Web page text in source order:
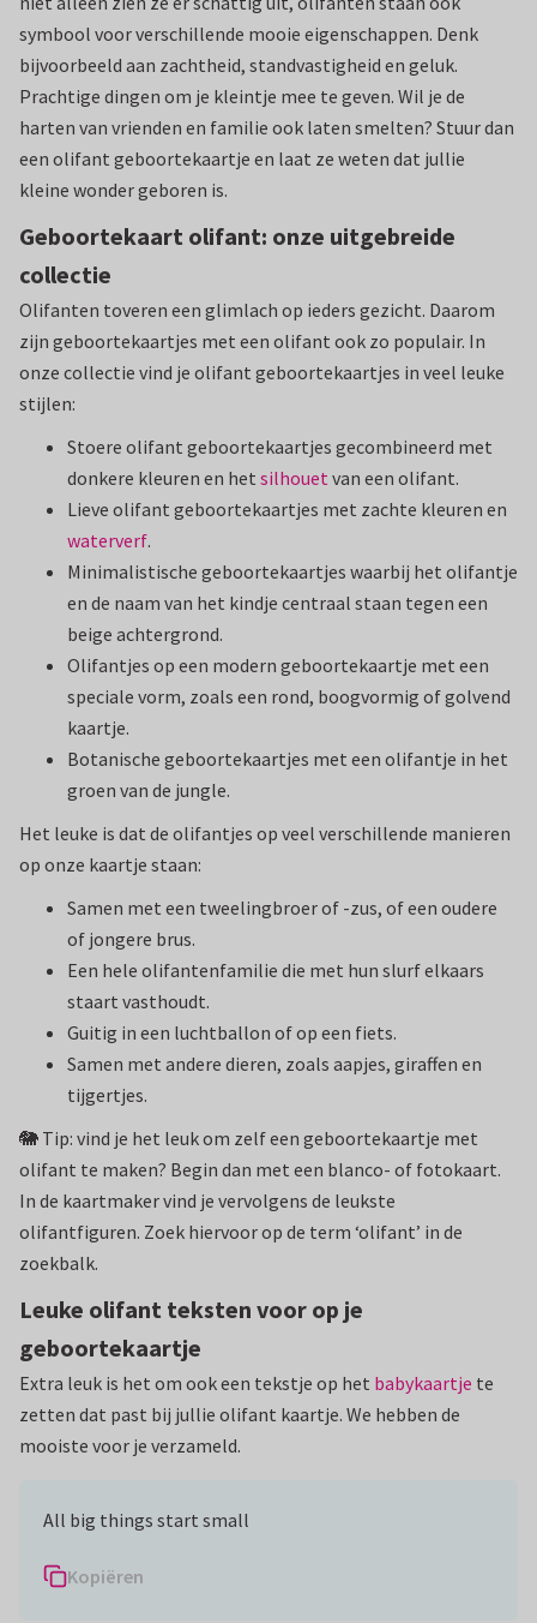
symbool voor verschillende mooie eigenschappen. Denk
bijvoorbeeld aan zachtheid, standvastigheid en geluk.
Prachtige dingen om je kleintje mee te geven. Wil je de
harten van vrienden en familie ook laten smelten? Stuur dan
een olifant geboortekaartje en laat ze weten dat jullie
kleine wonder geboren is.
Geboortekaart olifant: onze uitgebreide
collectie
Olifanten toveren een glimlach op ieders gezicht. Daarom
zijn geboortekaartjes met een olifant ook zo populair. In
onze collectie vind je olifant geboortekaartjes in veel leuke
stijlen:
Stoere olifant geboortekaartjes gecombineerd met
donkere kleuren en het silhouet van een olifant.
Lieve olifant geboortekaartjes met zachte kleuren en
waterverf.
Minimalistische geboortekaartjes waarbij het olifantje
en de naam van het kindje centraal staan tegen een
beige achtergrond.
Olifantjes op een modern geboortekaartje met een
speciale vorm, zoals een rond, boogvormig of golvend
kaartje.
Botanische geboortekaartjes met een olifantje in het
groen van de jungle.
Het leuke is dat de olifantjes op veel verschillende manieren
op onze kaartje staan:
Samen met een tweelingbroer of -zus, of een oudere
of jongere brus.
Een hele olifantenfamilie die met hun slurf elkaars
staart vasthoudt.
Guitig in een luchtballon of op een fiets.
Samen met andere dieren, zoals aapjes, giraffen en
tijgertjes.
🐘 Tip: vind je het leuk om zelf een geboortekaartje met
olifant te maken? Begin dan met een blanco- of fotokaart.
In de kaartmaker vind je vervolgens de leukste
olifantfiguren. Zoek hiervoor op de term ‘olifant’ in de
zoekbalk.
Leuke olifant teksten voor op je
geboortekaartje
Extra leuk is het om ook een tekstje op het babykaartje te
zetten dat past bij jullie olifant kaartje. We hebben de
mooiste voor je verzameld.
All big things start small
Kopiëren